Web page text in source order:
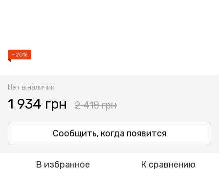
−20%
Нет в наличии
1 934 грн 2 418 грн
Сообщить, когда появится
В избранное К сравнению